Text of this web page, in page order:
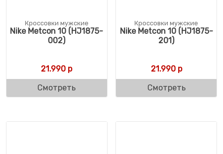
Кроссовки мужские
Nike Metcon 10 (HJ1875-
002)
21.990 р
Смотреть
Кроссовки мужские
Nike Metcon 10 (HJ1875-
201)
21.990р
Смотреть